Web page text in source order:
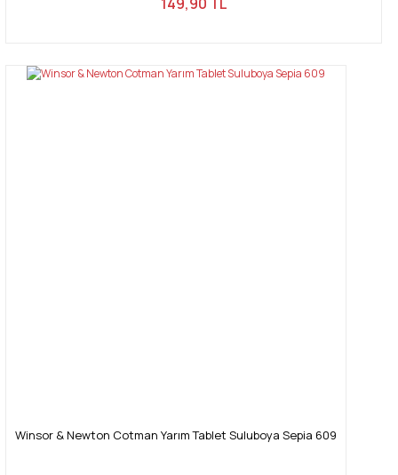
Winsor & Newton Cotman Yarım Tablet Suluboya Sepia 609